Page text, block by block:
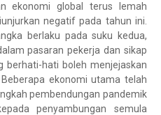
ekonomi global terus lemah
negatif pada tahun ini.
berlaku pada suku kedua,
pasaran pekerja dan sikap
berhati-hati boleh menjejaskan
ekonomi utama telah
pembendungan pandemik
penyambungan semula